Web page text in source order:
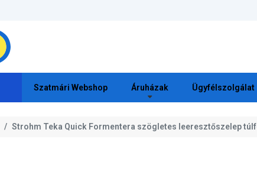
Szatmári Webshop Áruházak Ügyfélszolgálat
Strohm Teka Quick Formentera szögletes leeresztőszelep